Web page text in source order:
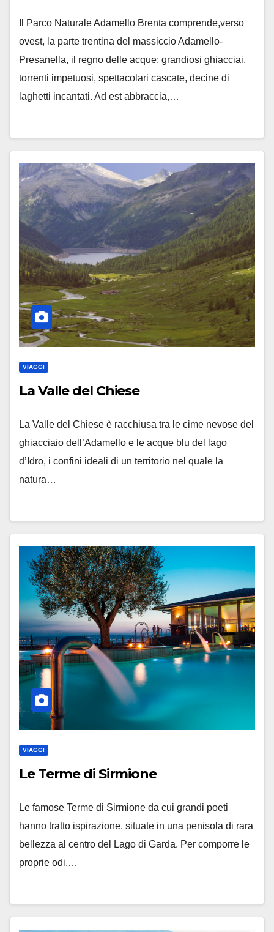
Il Parco Naturale Adamello Brenta comprende,verso
ovest, la parte trentina del massiccio Adamello-
Presanella, il regno delle acque: grandiosi ghiacciai,
torrenti impetuosi, spettacolari cascate, decine di
laghetti incantati. Ad est abbraccia,…
VIAGGI
La Valle del Chiese
La Valle del Chiese è racchiusa tra le cime nevose del
ghiacciaio dell’Adamello e le acque blu del lago
d’Idro, i confini ideali di un territorio nel quale la
natura…
VIAGGI
Le Terme di Sirmione
Le famose Terme di Sirmione da cui grandi poeti
hanno tratto ispirazione, situate in una penisola di rara
bellezza al centro del Lago di Garda. Per comporre le
proprie odi,…